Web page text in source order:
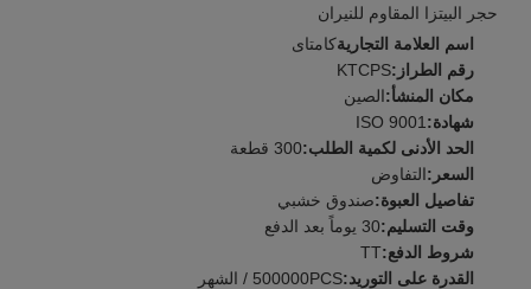
حجر البيتزا المقاوم للنيران
اسم العلامة التجاريةكامتاى
رقم الطراز:KTCPS
مكان المنشأ:الصين
شهادة: ISO 9001
الحد الأدنى لكمية الطلب:300 قطعة
السعر:التفاوض
تفاصيل العبوة:صندوق خشبي
وقت التسليم:30 يوماً بعد الدفع
شروط الدفع:TT
القدرة على التوريد:500000PCS / الشهر